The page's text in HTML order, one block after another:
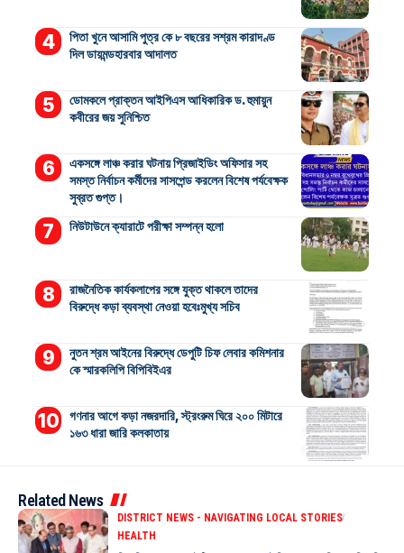
পিতা খুনে আসামি পুত্র কে ৮ বছরের সশ্রম কারাদণ্ড
দিল ডায়মন্ডহারবার আদালত
ডোমকলে প্রাক্তন আইপিএস আধিকারিক ড. হুমায়ুন
কবীরের জয় সুনিশ্চিত
একসঙ্গে লাঞ্চ করার ঘটনায় প্রিজাইডিং অফিসার সহ
সমস্ত নির্বাচন কর্মীদের সাসপেন্ড করলেন বিশেষ পর্যবেক্ষক
সুব্রত গুপ্ত।
নিউটাউনে ক্যারাটে পরীক্ষা সম্পন্ন হলো
রাজনৈতিক কার্যকলাপের সঙ্গে যুক্ত থাকলে তাদের
বিরুদ্ধে কড়া ব্যবস্থা নেওয়া হবেঃমুখ্য সচিব
নুতন শ্রম আইনের বিরুদ্ধে ডেপুটি চিফ লেবার কমিশনার
কে স্মারকলিপি বিপিবিইএর
গণনার আগে কড়া নজরদারি, স্ট্রংরুম ঘিরে ২০০ মিটারে
১৬৩ ধারা জারি কলকাতায়
Related News
DISTRICT NEWS - NAVIGATING LOCAL STORIES
HEALTH